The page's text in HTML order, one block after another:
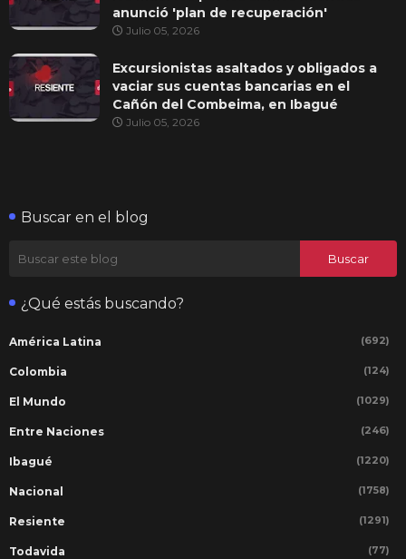
anunció 'plan de recuperación'
Julio 05, 2026
Excursionistas asaltados y obligados a
vaciar sus cuentas bancarias en el
Cañón del Combeima, en Ibagué
Julio 05, 2026
Buscar en el blog
¿Qué estás buscando?
América Latina (692)
Colombia (124)
El Mundo (1029)
Entre Naciones (246)
Ibagué (1220)
Nacional (1758)
Resiente (1291)
Todavida (77)